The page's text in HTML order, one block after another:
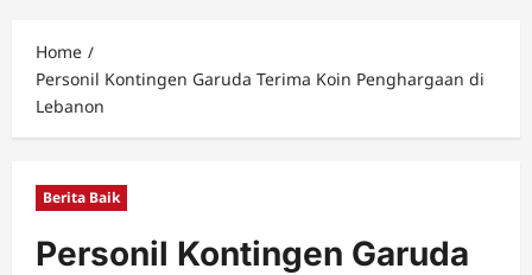
Home
Personil Kontingen Garuda Terima Koin Penghargaan di
Lebanon
Berita Baik
Personil Kontingen Garuda